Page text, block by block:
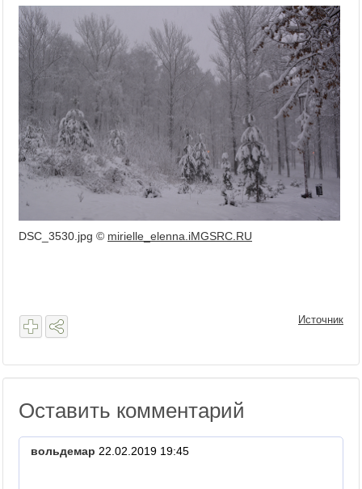
DSC_3530.jpg © mirielle_elenna.iMGSRC.RU
Источник
Оставить комментарий
вольдемар 22.02.2019 19:45